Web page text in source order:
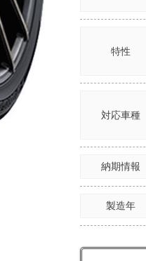
特性
対応車種
納期情報
製造年